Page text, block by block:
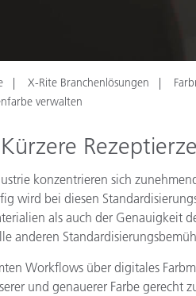
X-Rite Branchenlösungen
verwalten
konzentrieren sich
wird bei diesen
als auch der Genauigkeit
anderen
Workflows über digitales
und genauerer Farbe